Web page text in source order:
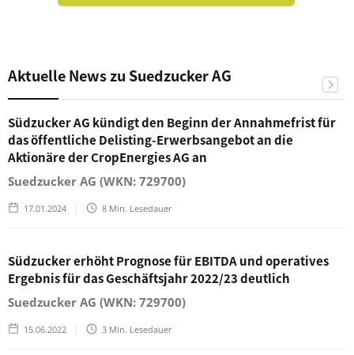
Aktuelle News zu Suedzucker AG
Südzucker AG kündigt den Beginn der Annahmefrist für
das öffentliche Delisting-Erwerbsangebot an die
Aktionäre der CropEnergies AG an
Suedzucker AG (WKN: 729700)
17.01.2024 8 Min. Lesedauer
Südzucker erhöht Prognose für EBITDA und operatives
Ergebnis für das Geschäftsjahr 2022/23 deutlich
Suedzucker AG (WKN: 729700)
15.06.2022 3 Min. Lesedauer